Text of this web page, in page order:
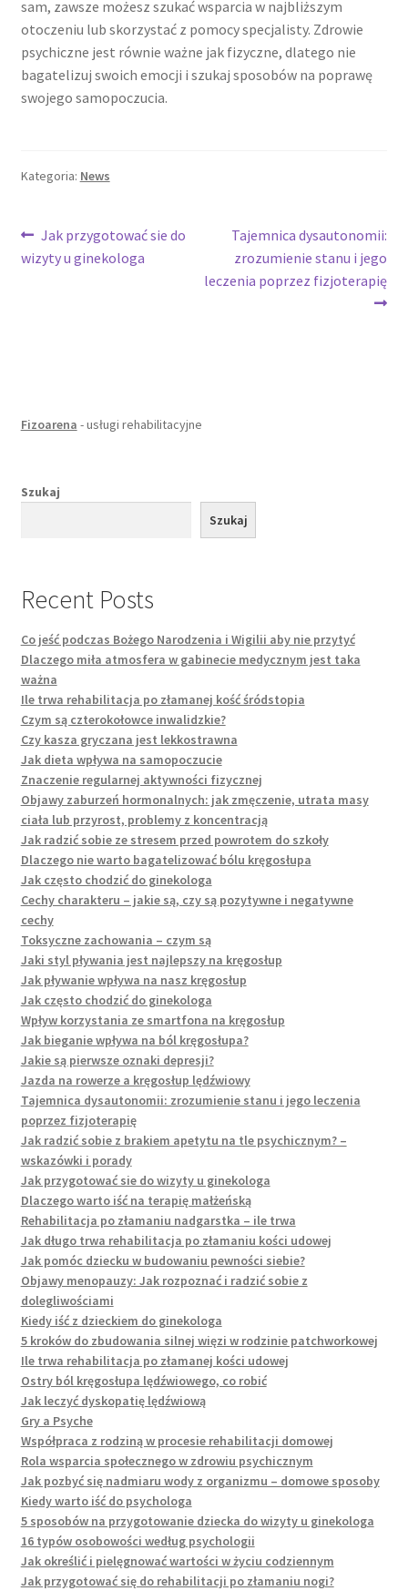
sam, zawsze możesz szukać wsparcia w najbliższym
otoczeniu lub skorzystać z pomocy specjalisty. Zdrowie
psychiczne jest równie ważne jak fizyczne, dlatego nie
bagatelizuj swoich emocji i szukaj sposobów na poprawę
swojego samopoczucia.
Kategoria: News
Nawigacja
wpisu
Poprzedni
wpis:
Jak przygotować sie do
wizyty u ginekologa
Następny
wpis:
Tajemnica dysautonomii:
zrozumienie stanu i jego
leczenia poprzez fizjoterapię
Fizoarena - usługi rehabilitacyjne
Szukaj
Szukaj
Recent Posts
Co jeść podczas Bożego Narodzenia i Wigilii aby nie przytyć
Dlaczego miła atmosfera w gabinecie medycznym jest taka
ważna
Ile trwa rehabilitacja po złamanej kość śródstopia
Czym są czterokołowce inwalidzkie?
Czy kasza gryczana jest lekkostrawna
Jak dieta wpływa na samopoczucie
Znaczenie regularnej aktywności fizycznej
Objawy zaburzeń hormonalnych: jak zmęczenie, utrata masy
ciała lub przyrost, problemy z koncentracją
Jak radzić sobie ze stresem przed powrotem do szkoły
Dlaczego nie warto bagatelizować bólu kręgosłupa
Jak często chodzić do ginekologa
Cechy charakteru – jakie są, czy są pozytywne i negatywne
cechy
Toksyczne zachowania – czym są
Jaki styl pływania jest najlepszy na kręgosłup
Jak pływanie wpływa na nasz kręgosłup
Jak często chodzić do ginekologa
Wpływ korzystania ze smartfona na kręgosłup
Jak bieganie wpływa na ból kręgosłupa?
Jakie są pierwsze oznaki depresji?
Jazda na rowerze a kręgosłup lędźwiowy
Tajemnica dysautonomii: zrozumienie stanu i jego leczenia
poprzez fizjoterapię
Jak radzić sobie z brakiem apetytu na tle psychicznym? –
wskazówki i porady
Jak przygotować sie do wizyty u ginekologa
Dlaczego warto iść na terapię małżeńską
Rehabilitacja po złamaniu nadgarstka – ile trwa
Jak długo trwa rehabilitacja po złamaniu kości udowej
Jak pomóc dziecku w budowaniu pewności siebie?
Objawy menopauzy: Jak rozpoznać i radzić sobie z
dolegliwościami
Kiedy iść z dzieckiem do ginekologa
5 kroków do zbudowania silnej więzi w rodzinie patchworkowej
Ile trwa rehabilitacja po złamanej kości udowej
Ostry ból kręgosłupa lędźwiowego, co robić
Jak leczyć dyskopatię lędźwiową
Gry a Psyche
Współpraca z rodziną w procesie rehabilitacji domowej
Rola wsparcia społecznego w zdrowiu psychicznym
Jak pozbyć się nadmiaru wody z organizmu – domowe sposoby
Kiedy warto iść do psychologa
5 sposobów na przygotowanie dziecka do wizyty u ginekologa
16 typów osobowości według psychologii
Jak określić i pielęgnować wartości w życiu codziennym
Jak przygotować się do rehabilitacji po złamaniu nogi?